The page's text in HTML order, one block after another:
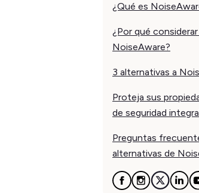
¿Qué es
¿Por qué
NoiseAware?
3 alternativas a
Proteja sus
de seguridad
Preguntas
alternativas de